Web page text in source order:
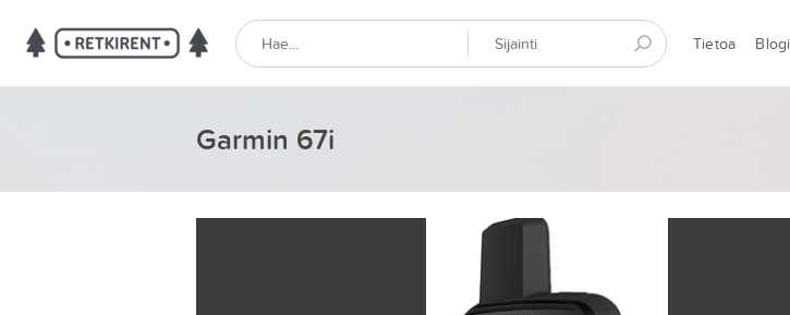
Tietoa Blogi
Garmin 67i